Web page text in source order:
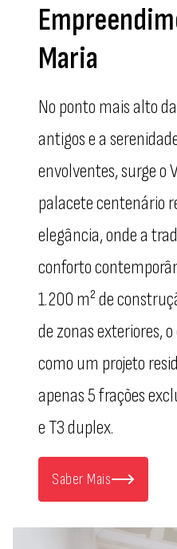
Maria
No ponto mais alto
antigos e a
envolventes, surge
palacete centenário
elegância, onde a
conforto
1.200 m² de
de zonas exteriores,
como um projeto
apenas 5 frações
e T3 duplex.
Saber Mais